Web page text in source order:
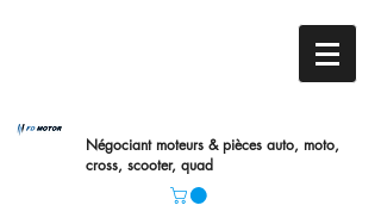
Négociant moteurs & pièces auto, moto,
cross, scooter, quad